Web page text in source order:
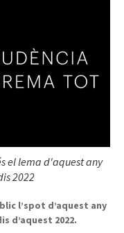
el lema d'aquest any
2022
l’spot d’aquest any
d’aquest 2022.